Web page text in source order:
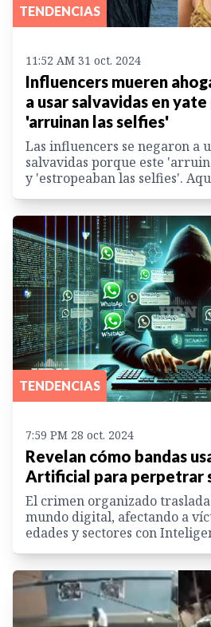
TENDENCIAS
11:52 AM 31 oct. 2024
Influencers mueren
a usar salvavidas en
'arruinan las selfies'
Las influencers se negaron a
salvavidas porque este
y 'estropeaban las selfies'.
TENDENCIAS
7:59 PM 28 oct. 2024
Revelan cómo bandas
Artificial para perpetrar
El crimen organizado
mundo digital, afectando a
edades y sectores con